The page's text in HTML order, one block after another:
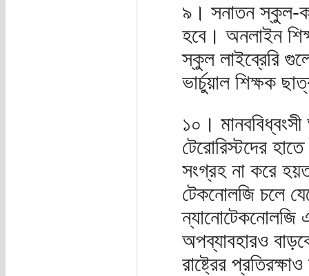
৯। সনাতন স্কুল-
হবে। অনলাইন
স্কুল লাইব্রেরি
ভার্চুয়াল শিক্ষক
১০।
টেরোরিস্টদের
সংগ্রহ না করে
টেকনোলজি চলে
ন্যানোটেকনোলজি
অপব্যাবহারও
রাষ্ট্রের